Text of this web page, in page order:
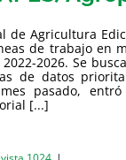
de Agricultura
de trabajo en
2026. Se
de datos
pasado,
[...]